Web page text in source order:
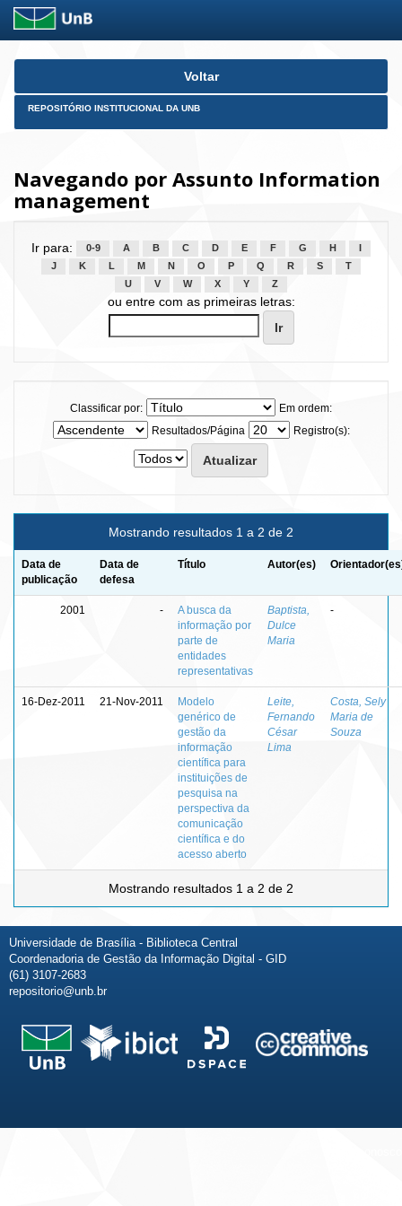
Skip
Voltar
REPOSITÓRIO INSTITUCIONAL DA UNB
Navegando por Assunto Information
management
Ir para: 0-9 A B C D E F G H
J
K L M N O P Q R S
T
U
V W X Y Z
ou entre com as primeiras letras:
Classificar por:
Em ordem:
Resultados/Página
Registro(s):
Mostrando resultados 1 a 2 de 2
Data de
publicação
Data de
defesa
Título Autor(es)
2001 -
A busca da
informação por
parte de
entidades
representativas
Baptista,
Dulce
Maria
-
16-Dez-2011 21-Nov-2011
Modelo
genérico de
gestão da
informação
científica para
instituições de
pesquisa na
perspectiva da
comunicação
científica e do
acesso aberto
Leite,
Fernando
César
Lima
Costa, Sely
Maria de
Souza
Mostrando resultados 1 a 2 de 2
Universidade de Brasília - Biblioteca Central
Coordenadoria de Gestão da Informação Digital - GID
(61) 3107-2683
repositorio@unb.br